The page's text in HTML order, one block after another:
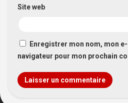
Site web
Enregistrer mon nom, mon
navigateur pour mon prochain